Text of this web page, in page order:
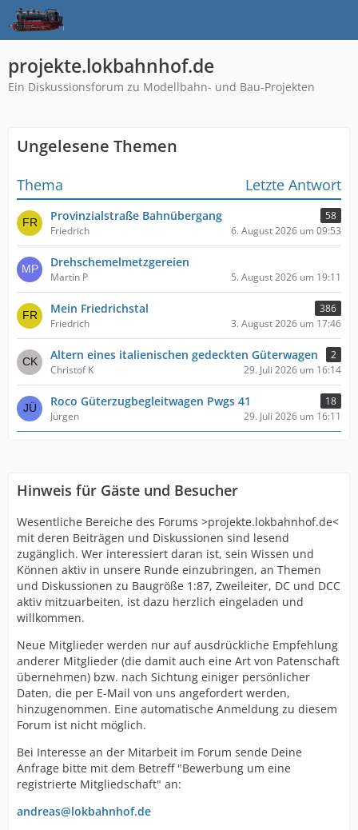
projekte.lokbahnhof.de
Ein Diskussionsforum zu Modellbahn- und Bau-Projekten
Ungelesene Themen
Thema Letzte Antwort
Provinzialstraße Bahnübergang
58
Friedrich
6. August 2026 um 09:53
Drehschemelmetzgereien
Martin P 5. August 2026 um 19:11
Mein Friedrichstal
386
Friedrich
3. August 2026 um 17:46
Altern eines italienischen gedeckten Güterwagen
2
Christof K
29. Juli 2026 um 16:14
Roco Güterzugbegleitwagen Pwgs 41
18
Jürgen
29. Juli 2026 um 16:11
Hinweis für Gäste und Besucher
Wesentliche Bereiche des Forums >projekte.lokbahnhof.de<
mit deren Beiträgen und Diskussionen sind lesend
zugänglich. Wer interessiert daran ist, sein Wissen und
Können aktiv in unsere Runde einzubringen, an Themen
und Diskussionen zu Baugröße 1:87, Zweileiter, DC und DCC
aktiv mitzuarbeiten, ist dazu herzlich eingeladen und
willkommen.
Neue Mitglieder werden nur auf ausdrückliche Empfehlung
anderer Mitglieder (die damit auch eine Art von Patenschaft
übernehmen) bzw. nach Sichtung einiger persönlicher
Daten, die per E-Mail von uns angefordert werden,
hinzugenommen. Eine automatische Anmeldung zu diesem
Forum ist nicht möglich.
Bei Interesse an der Mitarbeit im Forum sende Deine
Anfrage bitte mit dem Betreff "Bewerbung um eine
registrierte Mitgliedschaft" an:
andreas@lokbahnhof.de